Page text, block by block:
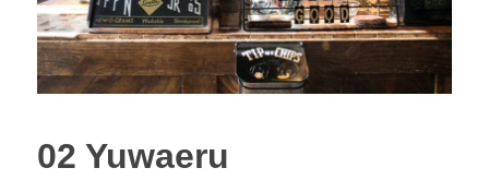
02 Yuwaeru